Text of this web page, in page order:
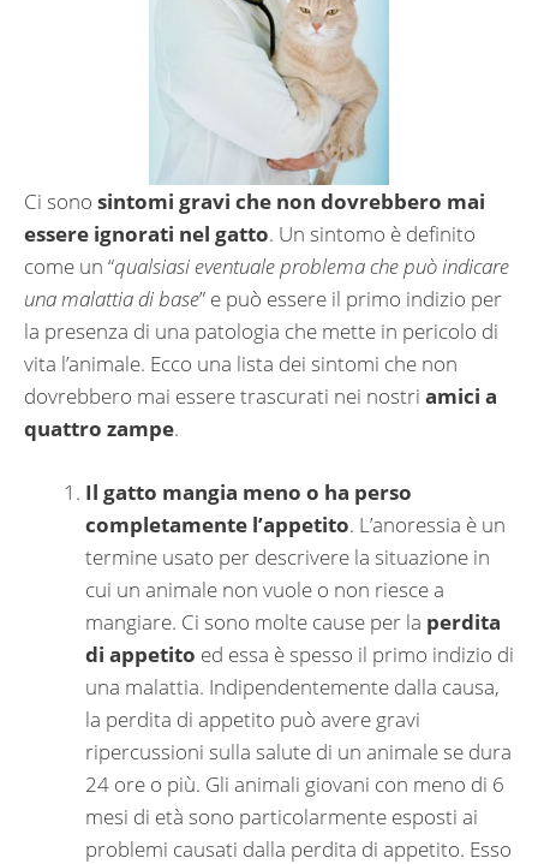
Ci sono sintomi gravi che non dovrebbero mai
essere ignorati nel gatto. Un sintomo è definito
come un “qualsiasi eventuale problema che può indicare
una malattia di base” e può essere il primo indizio per
la presenza di una patologia che mette in pericolo di
vita l’animale. Ecco una lista dei sintomi che non
dovrebbero mai essere trascurati nei nostri amici a
quattro zampe.
Il gatto mangia meno o ha perso
completamente l’appetito. L’anoressia è un
termine usato per descrivere la situazione in
cui un animale non vuole o non riesce a
mangiare. Ci sono molte cause per la perdita
di appetito ed essa è spesso il primo indizio di
una malattia. Indipendentemente dalla causa,
la perdita di appetito può avere gravi
ripercussioni sulla salute di un animale se dura
24 ore o più. Gli animali giovani con meno di 6
mesi di età sono particolarmente esposti ai
problemi causati dalla perdita di appetito. Esso